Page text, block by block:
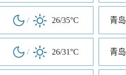
/ 26/35°C
/ 26/31°C 青